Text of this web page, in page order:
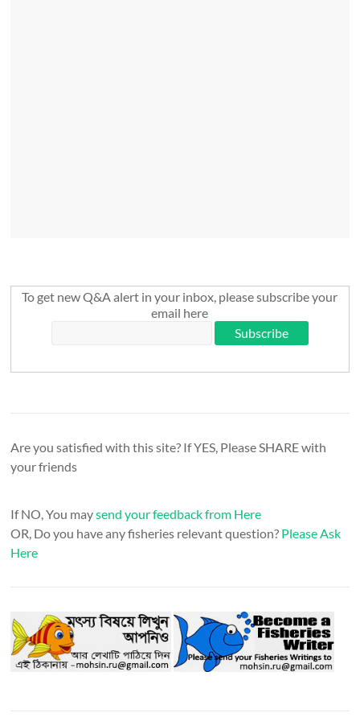
To get new Q&A alert in your inbox, please subscribe your
email here
Are you satisfied with this site? If YES, Please SHARE with
your friends
If NO, You maysend your feedback from Here
OR, Do you have any fisheries relevant question? Please Ask
Here